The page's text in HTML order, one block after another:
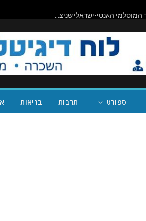
תיראו מופתעים: ניוסם מחבק את המועמד המוסלמי האנטי-ישראלי שניצח במישיגן; ככה נעצור את טראמפ
ספורט תרבות בריאות